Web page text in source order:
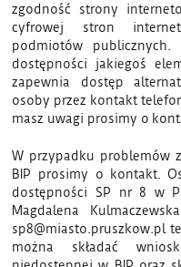
zgodność strony
cyfrowej stron
podmiotów publicznych.
dostępności jakiegoś
zapewnia dostęp
osoby przez kontakt
masz uwagi prosimy o
W przypadku problemów
BIP prosimy o kontakt.
dostępności SP nr 8 w
Magdalena
sp8@miasto.pruszkow.pl
można składać